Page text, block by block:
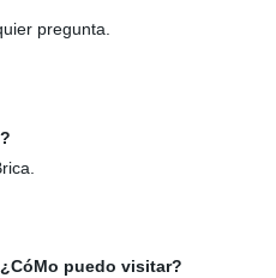
pregunta.
puedo visitar?